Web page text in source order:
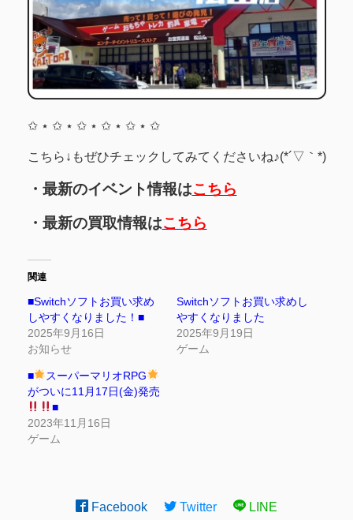
✩ ⋆ ✩ ⋆ ✩ ⋆ ✩ ⋆ ✩ ⋆ ✩
こちら↓もぜひチェックしてみてくださいね♪(*´▽｀*)
・最新のイベント情報はこちら
・最新の買取情報はこちら
関連
■Switchソフトお買い求め
しやすくなりました！■
2025年9月16日
お知らせ
Switchソフトお買い求めし
やすくなりました
2025年9月19日
ゲーム
■
スーパーマリオRPG
がついに11月17日(金)発売
■
2023年11月16日
ゲーム
Facebook Twitter LINE